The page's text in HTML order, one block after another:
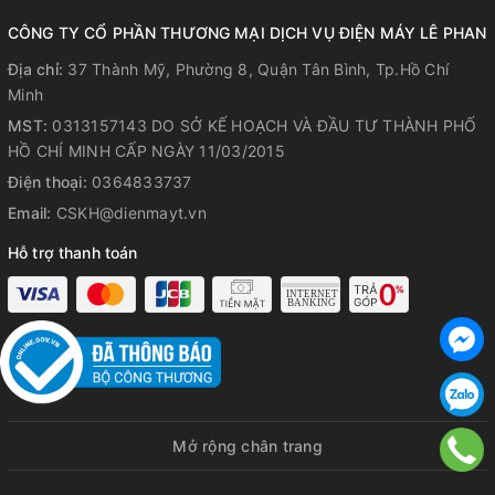
Lồng quạt chắc chắn đường kính
45 cm, nan quạt đan khít, đảm bảo
an toàn khi tiếp xúc ở khoảng cách
gần, thiết kế dễ tháo rời lồng
Thay đổi chiều cao linh hoạt trong giới hạn 110.5 - 139.5 cm
CÔNG TY CỔ PHẦN THƯƠNG MẠI DỊCH VỤ ĐIỆN MÁY LÊ PHAN
Địa chỉ: 37 Thành Mỹ, Phường 8, Quận Tân Bình, Tp.Hồ Chí
Minh
MST: 0313157143 DO SỞ KẾ HOẠCH VÀ ĐẦU TƯ THÀNH PHỐ
HỒ CHÍ MINH CẤP NGÀY 11/03/2015
Điện thoại: 0364833737
Email: CSKH@dienmayt.vn
Hỗ trợ thanh toán
Mở rộng chân trang